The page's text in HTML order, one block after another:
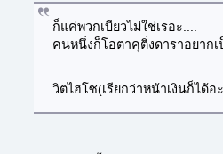
ก็แค่พวกเบียวไม่ใช่เรอะ....
คนหนึ่งก็โอตาคุติ่งดาราอยาก
วิตไฮโซ(เรียกว่าหน้าเงินก็ได้อ